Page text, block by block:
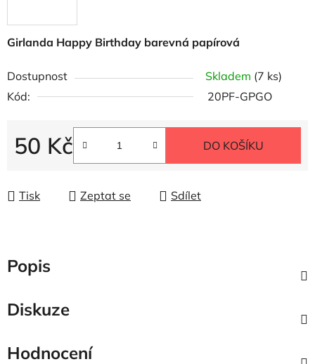
Girlanda Happy Birthday barevná papírová
Dostupnost Skladem (7 ks)
Kód:
20PF-GPGO
50 Kč
Měrná cena:
DO KOŠÍKU
Tisk Zeptat se Sdílet
Popis
Diskuze
Hodnocení